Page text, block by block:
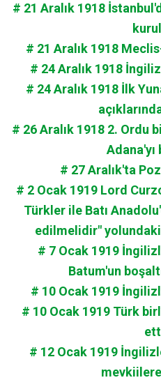
# 21 Aralık 1918
# 21 Aralık 1918
# 24 Aralık 1918
# 24 Aralık 1918 İlk
# 26 Aralık 1918 2. Ordu
Adana'yı
# 27 Aralık'ta
# 2 Ocak 1919 Lord
Türkler ile Batı
edilmelidir" yolundaki
# 7 Ocak 1919
Batum'un
# 10 Ocak 1919
# 10 Ocak 1919 Türk
# 12 Ocak 1919